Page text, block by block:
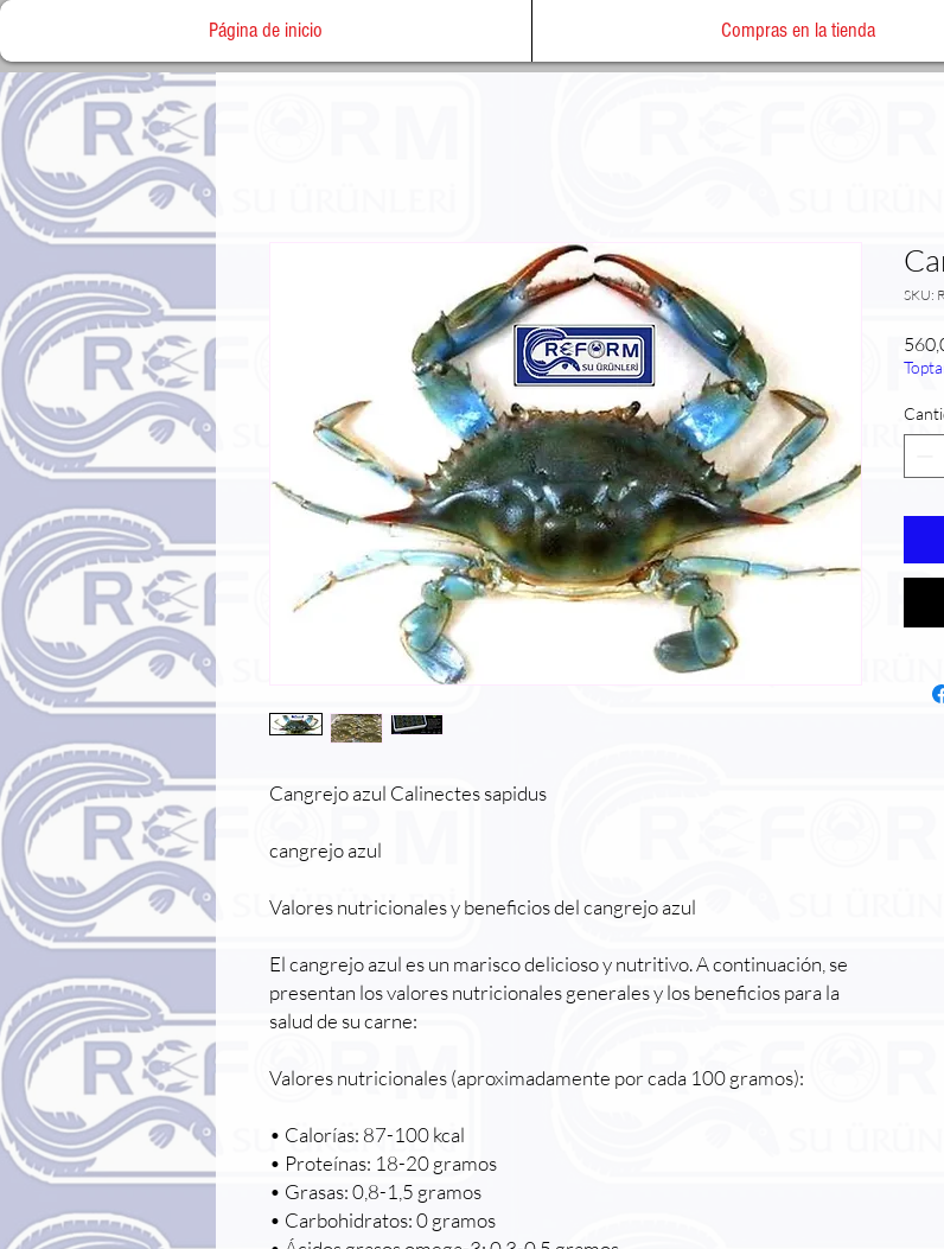
Página de inicio Compras en la tienda
Cangrejo azul Calinectes sapidus
cangrejo azul
Valores nutricionales y beneficios del cangrejo azul
El cangrejo azul es un marisco delicioso y nutritivo. A continuación, se
presentan los valores nutricionales generales y los beneficios para la
salud de su carne:
Valores nutricionales (aproximadamente por cada 100 gramos):
• Calorías: 87-100 kcal
• Proteínas: 18-20 gramos
• Grasas: 0,8-1,5 gramos
• Carbohidratos: 0 gramos
SKU: